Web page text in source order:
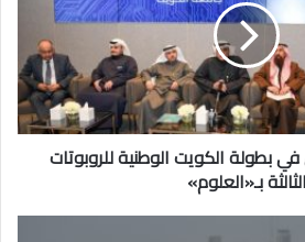
في بطولة الكويت الوطنية للروبوتات
الثالثة بـ«العلوم»